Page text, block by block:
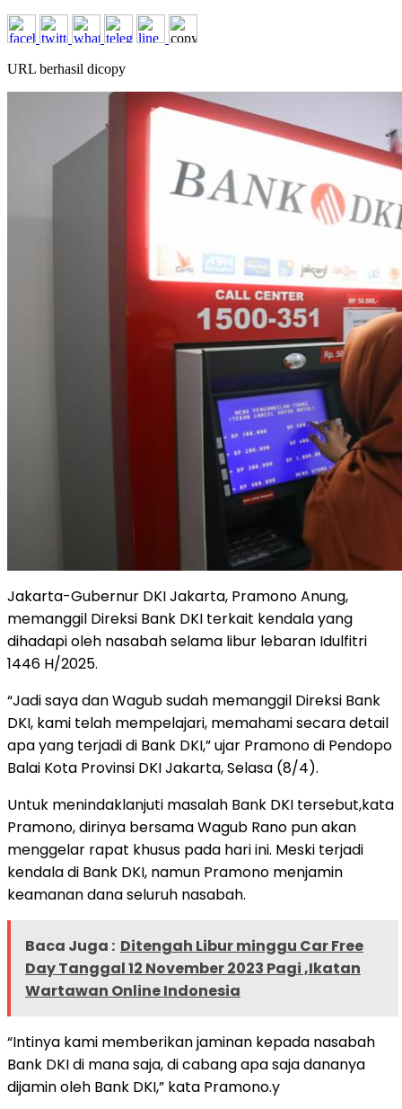
URL berhasil dicopy
Jakarta-Gubernur DKI Jakarta, Pramono Anung,
memanggil Direksi Bank DKI terkait kendala yang
dihadapi oleh nasabah selama libur lebaran Idulfitri
1446 H/2025.
“Jadi saya dan Wagub sudah memanggil Direksi Bank
DKI, kami telah mempelajari, memahami secara detail
apa yang terjadi di Bank DKI,” ujar Pramono di Pendopo
Balai Kota Provinsi DKI Jakarta, Selasa (8/4).
Untuk menindaklanjuti masalah Bank DKI tersebut,kata
Pramono, dirinya bersama Wagub Rano pun akan
menggelar rapat khusus pada hari ini. Meski terjadi
kendala di Bank DKI, namun Pramono menjamin
keamanan dana seluruh nasabah.
Baca Juga : Ditengah Libur minggu Car Free
Day Tanggal 12 November 2023 Pagi ,Ikatan
Wartawan Online Indonesia
“Intinya kami memberikan jaminan kepada nasabah
Bank DKI di mana saja, di cabang apa saja dananya
dijamin oleh Bank DKI,” kata Pramono.y